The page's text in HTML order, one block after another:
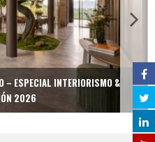
– ESPECIAL INTERIORISMO &
2026